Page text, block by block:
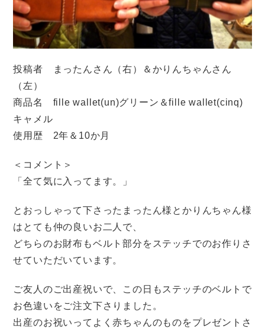
投稿者 まったんさん（右）＆かりんちゃんさん
（左）
商品名 fille wallet(un)グリーン＆fille wallet(cinq)
キャメル
使用歴 2年＆10か月
＜コメント＞
「全て気に入ってます。」
とおっしゃって下さったまったん様とかりんちゃん様
はとても仲の良いお二人で、
どちらのお財布もベルト部分をステッチでのお作りさ
せていただいています。
ご友人のご出産祝いで、この日もステッチのベルトで
お色違いをご注文下さりました。
出産のお祝いってよく赤ちゃんのものをプレゼントさ